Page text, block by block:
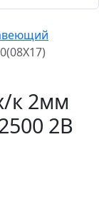
к 2мм
2B